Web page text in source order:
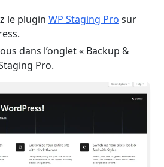
le plugin WP Staging Pro sur
dans l’onglet « Backup &
Pro.